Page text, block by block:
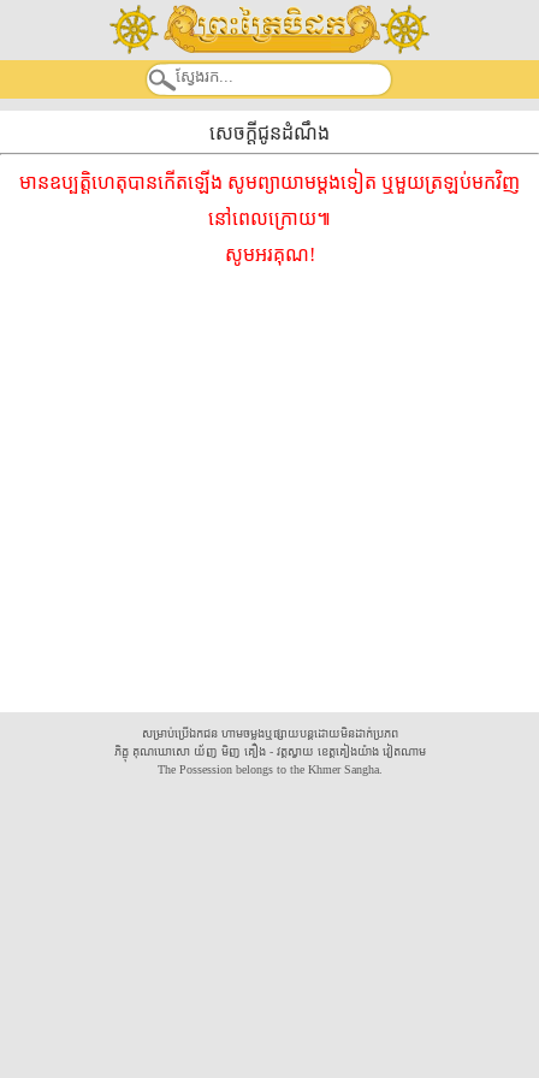
សេចក្តីជូនដំណឹង
មានឧប្បត្តិហេតុបានកើតឡើង សូមព្យាយាមម្ដងទៀត ឬមួយត្រឡប់មកវិញ
នៅពេលក្រោយ៕
សូមអរគុណ!
សម្រាប់ប្រើឯកជន ហាមចម្លងឬផ្សាយបន្តដោយមិនដាក់ប្រភព
ភិក្ខុ គុណឃោសោ យ័ញ មិញ គឿង - វត្តស្វាយ ខេត្តគៀងយ៉ាង វៀតណាម
The Possession belongs to the Khmer Sangha.